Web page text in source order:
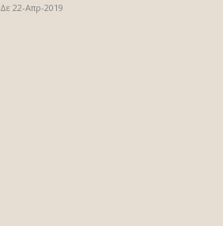
Δε 22-Απρ-2019